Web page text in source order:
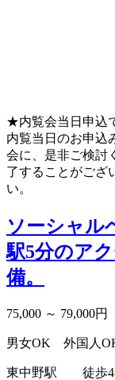
★内覧会当日申込
内覧当日のお申込
会に、是非ご検討
了することがござ
い。
ソーシャル
駅5分のア
備。
75,000 ～ 79,000円
男女OK 外国人
東中野駅 徒歩4